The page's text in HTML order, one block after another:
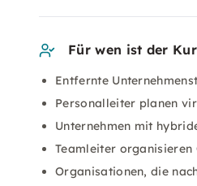
Für wen ist der
Entfernte
Personalleiter planen
Unternehmen mit
Teamleiter organisieren
Organisationen, die